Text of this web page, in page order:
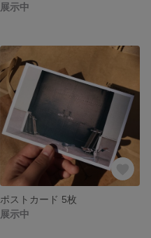
展示中
ポストカード 5枚
展示中